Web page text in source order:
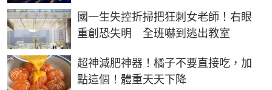
國一生失控折掃把狂刺女老師！右眼
重創恐失明 全班嚇到逃出教室
超神減肥神器！橘子不要直接吃，加
點這個！體重天天下降
PR